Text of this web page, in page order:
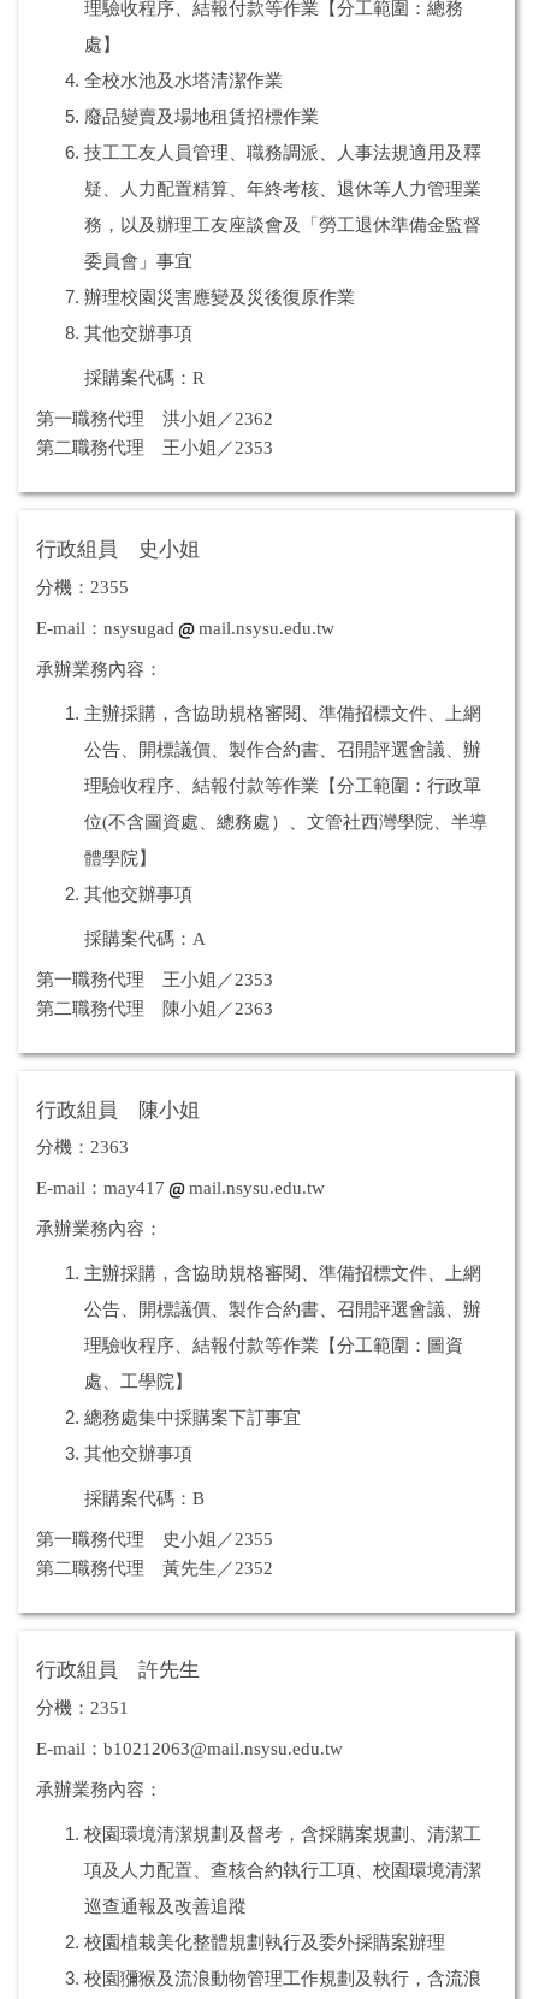
理驗收程序、結報付款等作業【分工範圍：總務
處】
全校水池及水塔清潔作業
廢品變賣及場地租賃招標作業
技工工友人員管理、職務調派、人事法規適用及釋
疑、人力配置精算、年終考核、退休等人力管理業
務，以及辦理工友座談會及「勞工退休準備金監督
委員會」事宜
辦理校園災害應變及災後復原作業
其他交辦事項
採購案代碼：R
第一職務代理 洪小姐／2362
第二職務代理 王小姐／2353
行政組員 史小姐
分機：2355
E-mail：nsysugad mail.nsysu.edu.tw
承辦業務內容：
主辦採購，含協助規格審閱、準備招標文件、上網
公告、開標議價、製作合約書、召開評選會議、辦
理驗收程序、結報付款等作業【分工範圍：行政單
位(不含圖資處、總務處）、文管社西灣學院、半導
體學院】
其他交辦事項
採購案代碼：A
第一職務代理 王小姐／2353
第二職務代理 陳小姐／2363
行政組員 陳小姐
分機：2363
E-mail：may417 mail.nsysu.edu.tw
承辦業務內容：
主辦採購，含協助規格審閱、準備招標文件、上網
公告、開標議價、製作合約書、召開評選會議、辦
理驗收程序、結報付款等作業【分工範圍：圖資
處、工學院】
總務處集中採購案下訂事宜
其他交辦事項
採購案代碼：B
第一職務代理 史小姐／2355
第二職務代理 黃先生／2352
行政組員 許先生
分機：2351
E-mail：b10212063@mail.nsysu.edu.tw
承辦業務內容：
校園環境清潔規劃及督考，含採購案規劃、清潔工
項及人力配置、查核合約執行工項、校園環境清潔
巡查通報及改善追蹤
校園植栽美化整體規劃執行及委外採購案辦理
校園獼猴及流浪動物管理工作規劃及執行，含流浪